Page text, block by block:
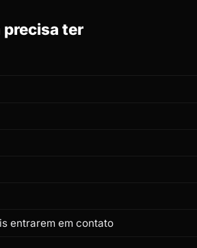
precisa ter
entrarem em contato